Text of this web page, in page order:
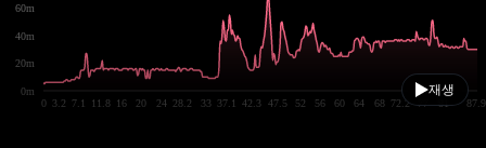
재생
0 3.2 7.1 11.8 16 20 24 28.2 33 37.1 42.3 47.5 52 56 60 64 68 72.2 77 81 87.9
0m
20m
40m
60m